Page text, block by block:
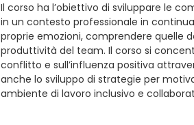
Il corso ha l’obiettivo di sviluppare le
in un contesto professionale in
proprie emozioni, comprendere quelle
produttività del team. Il corso si
conflitto e sull’influenza positiva
anche lo sviluppo di strategie per
ambiente di lavoro inclusivo e